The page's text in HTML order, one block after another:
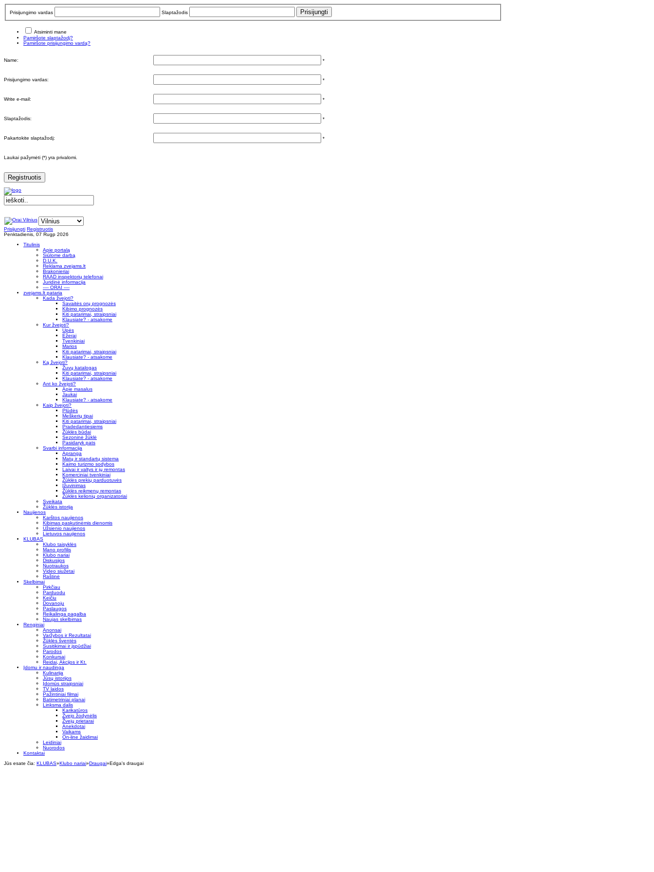
Prisijungimo vardas Slaptažodis
Atsiminti mane
Pamiršote slaptažodį?
Pamiršote prisijungimo vardą?
Name: *
Prisijungimo vardas: *
Write e-mail: *
Slaptažodis: *
Pakartokite slaptažodį: *
Laukai pažymėti (*) yra privalomi.
Registruotis
Prisijungti Registruotis
Penktadienis, 07 Rugp 2026
Titulinis
Apie portalą
Siūlome darbą
D.U.K.
Reklama zvejams.lt
Brakonieriai
RAAD inspektorių telefonai
Juridinė informacija
---- ORAI ----
zvejams.lt pataria
Kada žvejoti?
Savaitės orų prognozės
Kibimo prognozės
Kiti patarimai, straipsniai
Klausiate? - atsakome
Kur žvejoti?
Upės
Ežerai
Tvenkiniai
Marios
Kiti patarimai, straipsniai
Klausiate? - atsakome
Ką žvejoti?
Žuvų katalogas
Kiti patarimai, straipsniai
Klausiate? - atsakome
Ant ko žvejoti?
Apie masalus
Jaukai
Klausiate? - atsakome
Kaip žvejoti?
Plūdės
Meškerių tipai
Kiti patarimai, straipsniai
Pradedantiesiems
Žūklės būdai
Sezoninė žūklė
Pasidaryk pats
Svarbi informacija
Apranga
Matų ir standartų sistema
Kaimo turizmo sodybos
Laivai ir valtys ir jų remontas
Komerciniai tvenkiniai
Žūklės prekių parduotuvės
Įžuvinimas
Žūklės reikmenų remontas
Žūklės kelionių organizatoriai
Sveikata
Žūklės istorija
Naujienos
Karštos naujienos
Kibimas paskutinėmis dienomis
Užsienio naujienos
Lietuvos naujienos
KLUBAS
Klubo taisyklės
Mano profilis
Klubo nariai
Diskusijos
Nuotraukos
Video siužetai
Raštinė
Skelbimai
Pirkčiau
Parduodu
Keičiu
Dovanoju
Paslaugos
Reikalinga pagalba
Naujas skelbimas
Renginiai
Anonsai
Varžybos ir Rezultatai
Žūklės šventės
Susitikimai ir įspūdžiai
Parodos
Konkursai
Reidai, Akcijos ir Kt.
Įdomu ir naudinga
Kulinarija
Jūsų istorijos
Įdomūs straipsniai
TV laidos
Pažintiniai filmai
Batimetriniai planai
Linksma dalis
Karikatūros
Žvejo žodynėlis
Žvejų prietarai
Anekdotai
Vaikams
On-line žaidimai
Leidiniai
Nuorodos
Kontaktai
Jūs esate čia: KLUBAS»Klubo nariai»Draugai»Edga's draugai